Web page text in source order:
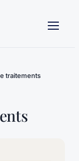
traitements